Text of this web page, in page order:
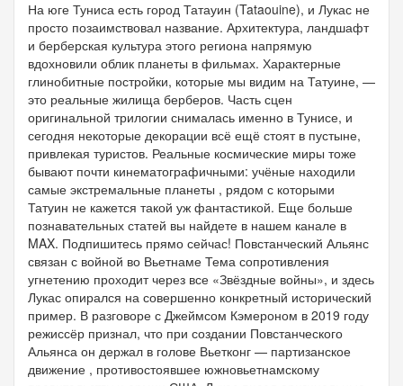
На юге Туниса есть город Татауин (Tataouine), и Лукас не
просто позаимствовал название. Архитектура, ландшафт
и берберская культура этого региона напрямую
вдохновили облик планеты в фильмах. Характерные
глинобитные постройки, которые мы видим на Татуине, —
это реальные жилища берберов. Часть сцен
оригинальной трилогии снималась именно в Тунисе, и
сегодня некоторые декорации всё ещё стоят в пустыне,
привлекая туристов. Реальные космические миры тоже
бывают почти кинематографичными: учёные находили
самые экстремальные планеты , рядом с которыми
Татуин не кажется такой уж фантастикой. Еще больше
познавательных статей вы найдете в нашем канале в
MAX. Подпишитесь прямо сейчас! Повстанческий Альянс
связан с войной во Вьетнаме Тема сопротивления
угнетению проходит через все «Звёздные войны», и здесь
Лукас опирался на совершенно конкретный исторический
пример. В разговоре с Джеймсом Кэмероном в 2019 году
режиссёр признал, что при создании Повстанческого
Альянса он держал в голове Вьетконг — партизанское
движение , противостоявшее южновьетнамскому